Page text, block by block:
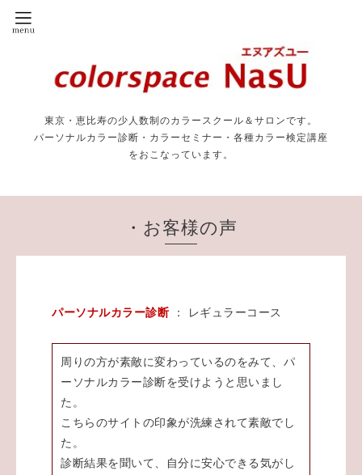
東京・恵比寿の少人数制のカラースクール＆サロンです。
パーソナルカラー診断・カラーセミナー・各種カラー検定講座
をおこなっています。
・お客様の声
パーソナルカラー診断 ： レギュラーコース
周りの方が素敵に変わっているのをみて、パ
ーソナルカラー診断を受けようと思いまし
た。
こちらのサイトの印象が洗練されて素敵でし
た。
診断結果を聞いて、自分に安心できる気がし